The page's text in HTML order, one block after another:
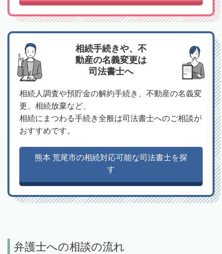
相続手続きや、不
動産の名義変更は
司法書士へ
相続人調査や預貯金の解約手続き、不動産の名義変
更、相続放棄など、
相続にまつわる手続き全般は司法書士へのご相談が
おすすめです。
熊本 荒尾市の相続対応可能な司法書士を探
す
弁護士への相談の流れ